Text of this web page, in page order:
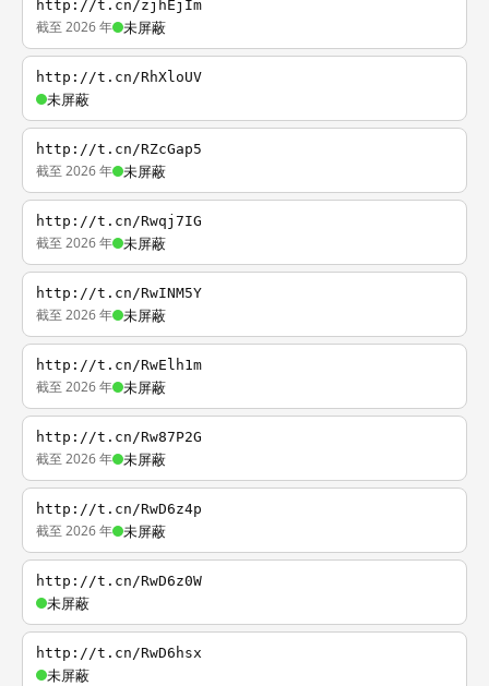
http://t.cn/zjhEjIm
截至 2026 年 未屏蔽
http://t.cn/RhXloUV
未屏蔽
http://t.cn/RZcGap5
截至 2026 年 未屏蔽
http://t.cn/Rwqj7IG
截至 2026 年 未屏蔽
http://t.cn/RwINM5Y
截至 2026 年 未屏蔽
http://t.cn/RwElh1m
截至 2026 年 未屏蔽
http://t.cn/Rw87P2G
截至 2026 年 未屏蔽
http://t.cn/RwD6z4p
截至 2026 年 未屏蔽
http://t.cn/RwD6z0W
未屏蔽
http://t.cn/RwD6hsx
未屏蔽